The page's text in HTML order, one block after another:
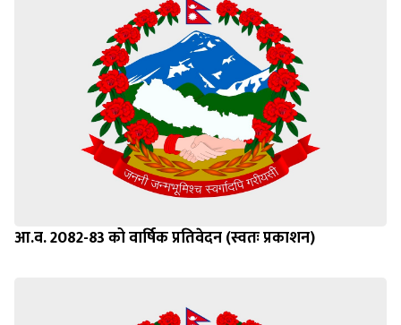
आ.व. 2082-83 को वार्षिक प्रतिवेदन (स्वतः प्रकाशन)